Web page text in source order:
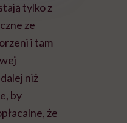
tylko z
ze
i tam
niż
by
że